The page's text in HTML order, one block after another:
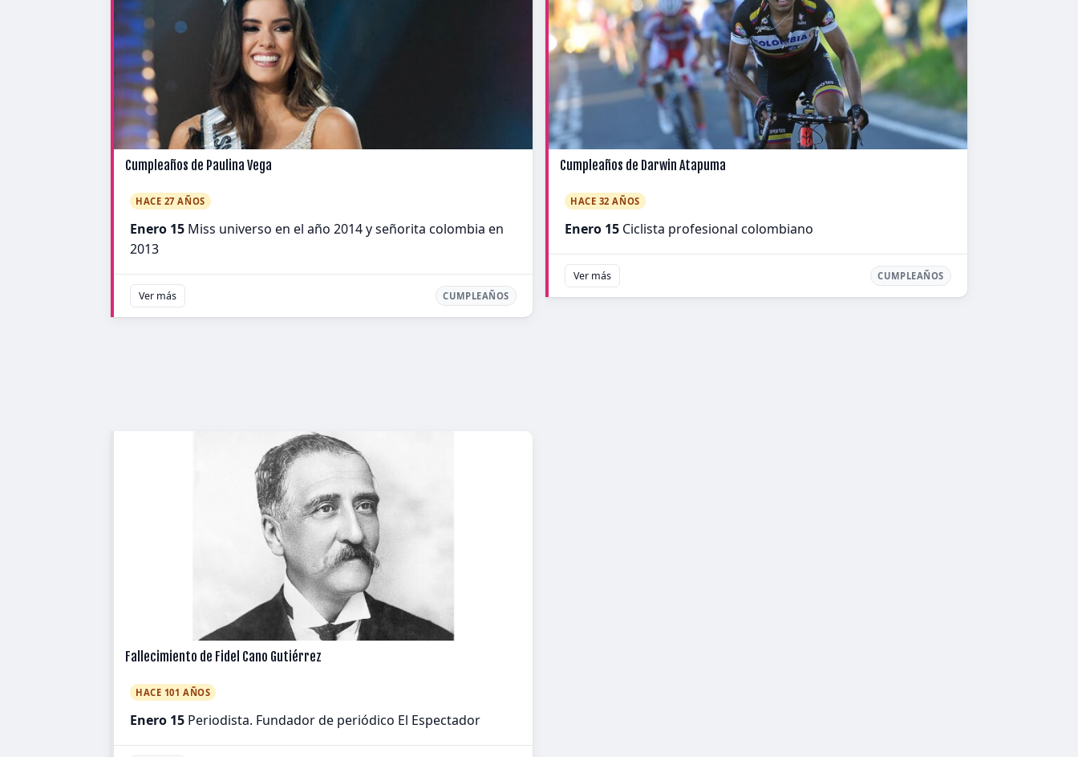
Cumpleaños de Paulina Vega
HACE 27 AÑOS
Enero 15 Miss universo en el año 2014 y señorita colombia en
2013
Ver más CUMPLEAÑOS
Cumpleaños de Darwin Atapuma
HACE 32 AÑOS
Enero 15 Ciclista profesional colombiano
Ver más CUMPLEAÑOS
Fallecimiento de Fidel Cano Gutiérrez
HACE 101 AÑOS
Enero 15 Periodista. Fundador de periódico El Espectador